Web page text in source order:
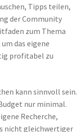
Tipps teilen,
der Community
zum Thema
das eigene
profitabel zu
kann sinnvoll sein.
nur minimal.
Recherche,
nicht gleichwertiger